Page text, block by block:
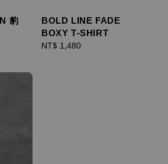
豹
BOLD LINE FADE
BOXY T-SHIRT
Regular
NT$ 1,480